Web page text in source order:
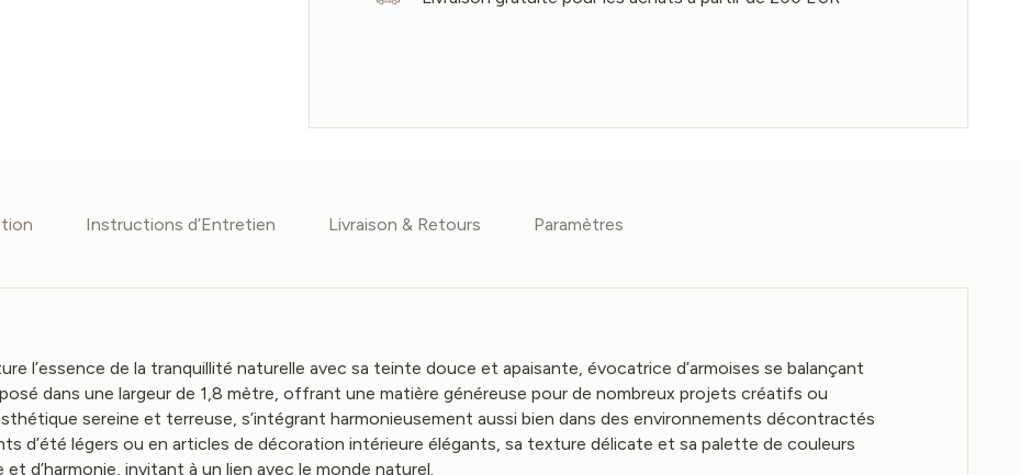
Instructions d’Entretien Livraison & Retours Paramètres
l’essence de la tranquillité naturelle avec sa teinte douce et apaisante, évocatrice d’armoises se balançant
dans une largeur de 1,8 mètre, offrant une matière généreuse pour de nombreux projets créatifs ou
sereine et terreuse, s’intégrant harmonieusement aussi bien dans des environnements décontractés
d’été légers ou en articles de décoration intérieure élégants, sa texture délicate et sa palette de couleurs
d’harmonie, invitant à un lien avec le monde naturel.